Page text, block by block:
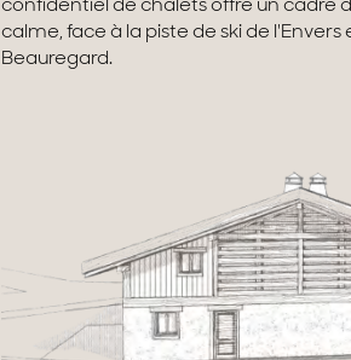
confidentiel de chalets offre un cadre
calme, face à la piste de ski de l'Envers
Beauregard.